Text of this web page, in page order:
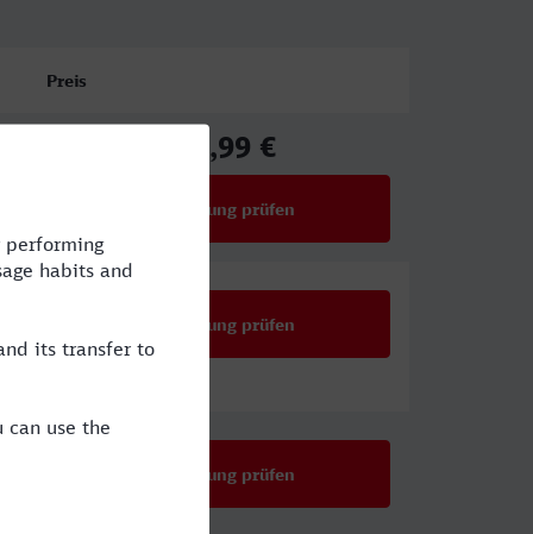
Preis
31,99 €
Verbindung prüfen
Verbindung prüfen
Verbindung prüfen